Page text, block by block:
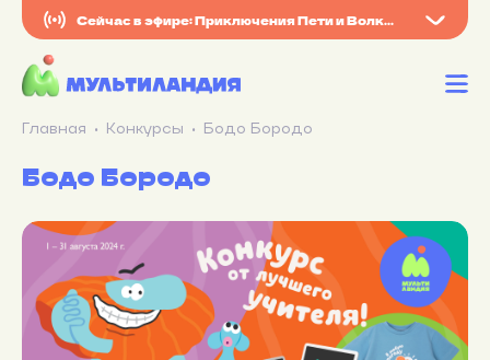
Сейчас в эфире: Приключения Пети и Волка. Серия 40
Главная Конкурсы Бодо Бородо
Бодо Бородо